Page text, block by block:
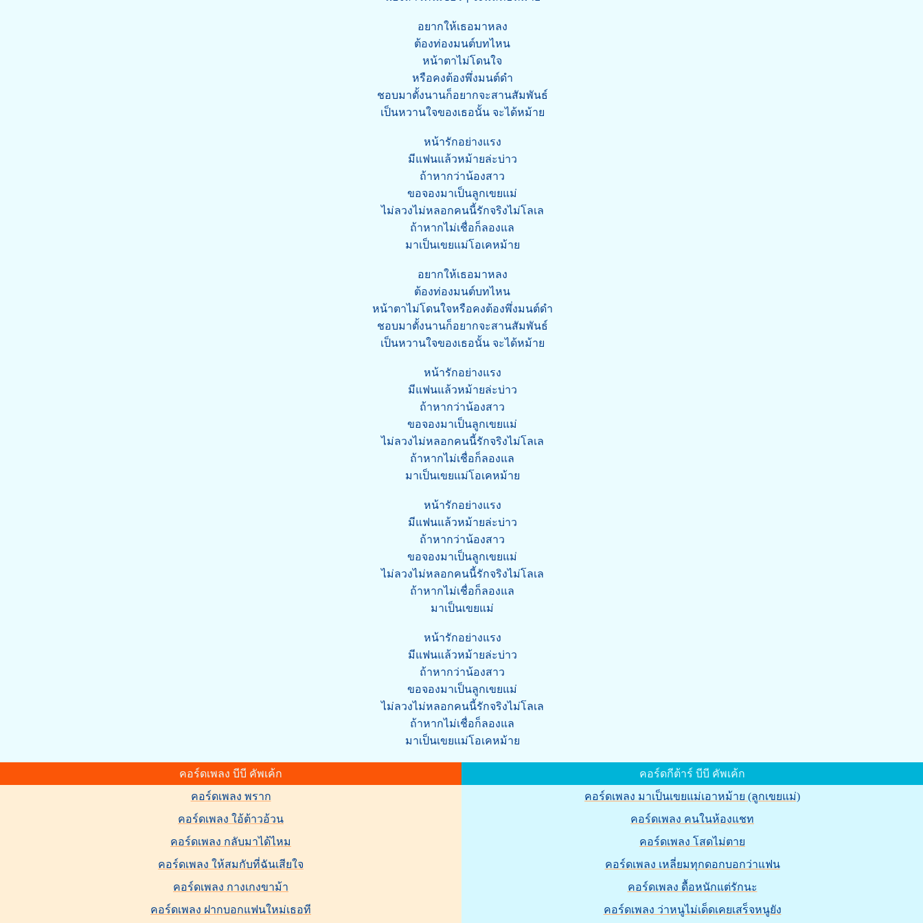
อยากให้เธอมาหลง
ต้องท่องมนต์บทไหน
หน้าตาไม่โดนใจ
หรือคงต้องพึ่งมนต์ดำ
ชอบมาตั้งนานก็อยากจะสานสัมพันธ์
เป็นหวานใจของเธอนั้น จะได้หม้าย
หน้ารักอย่างแรง
มีแฟนแล้วหม้ายล่ะบ่าว
ถ้าหากว่าน้องสาว
ขอจองมาเป็นลูกเขยแม่
ไม่ลวงไม่หลอกคนนี้รักจริงไม่โลเล
ถ้าหากไม่เชื่อก็ลองแล
มาเป็นเขยแม่โอเคหม้าย
อยากให้เธอมาหลง
ต้องท่องมนต์บทไหน
หน้าตาไม่โดนใจหรือคงต้องพึ่งมนต์ดำ
ชอบมาตั้งนานก็อยากจะสานสัมพันธ์
เป็นหวานใจของเธอนั้น จะได้หม้าย
หน้ารักอย่างแรง
มีแฟนแล้วหม้ายล่ะบ่าว
ถ้าหากว่าน้องสาว
ขอจองมาเป็นลูกเขยแม่
ไม่ลวงไม่หลอกคนนี้รักจริงไม่โลเล
ถ้าหากไม่เชื่อก็ลองแล
มาเป็นเขยแม่โอเคหม้าย
หน้ารักอย่างแรง
มีแฟนแล้วหม้ายล่ะบ่าว
ถ้าหากว่าน้องสาว
ขอจองมาเป็นลูกเขยแม่
ไม่ลวงไม่หลอกคนนี้รักจริงไม่โลเล
ถ้าหากไม่เชื่อก็ลองแล
มาเป็นเขยแม่
หน้ารักอย่างแรง
มีแฟนแล้วหม้ายล่ะบ่าว
ถ้าหากว่าน้องสาว
ขอจองมาเป็นลูกเขยแม่
ไม่ลวงไม่หลอกคนนี้รักจริงไม่โลเล
ถ้าหากไม่เชื่อก็ลองแล
มาเป็นเขยแม่โอเคหม้าย
คอร์ดเพลง บีบี คัพเค้ก
คอร์ดเพลง พราก
คอร์ดเพลง ใอ้ต้าวอ้วน
คอร์ดเพลง กลับมาได้ไหม
คอร์ดเพลง ให้สมกับที่ฉันเสียใจ
คอร์ดเพลง กางเกงขาม้า
คอร์ดเพลง ฝากบอกแฟนใหม่เธอที
คอร์ดกีต้าร์ บีบี คัพเค้ก
คอร์ดเพลง มาเป็นเขยแม่เอาหม้าย (ลูกเขยแม่)
คอร์ดเพลง คนในห้องแชท
คอร์ดเพลง โสดไม่ตาย
คอร์ดเพลง เหลี่ยมทุกดอกบอกว่าแฟน
คอร์ดเพลง ดื้อหนักแต่รักนะ
คอร์ดเพลง ว่าหนูไม่เด็ดเคยเสร็จหนูยัง